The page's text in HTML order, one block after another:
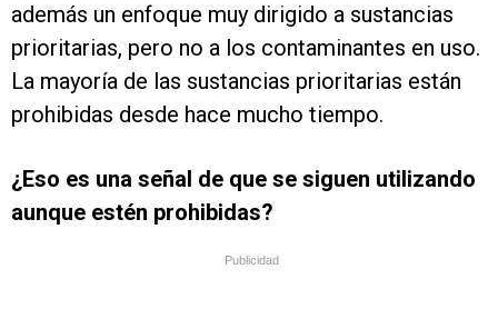
además un enfoque muy dirigido a sustancias
prioritarias, pero no a los contaminantes en uso.
La mayoría de las sustancias prioritarias están
prohibidas desde hace mucho tiempo.
¿Eso es una señal de que se siguen utilizando
aunque estén prohibidas?
Publicidad